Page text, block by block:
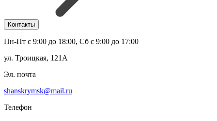
Контакты
Пн-Пт с 9:00 до 18:00, Сб с 9:00 до 17:00
ул. Троицкая, 121А
Эл. почта
shanskrymsk@mail.ru
Телефон